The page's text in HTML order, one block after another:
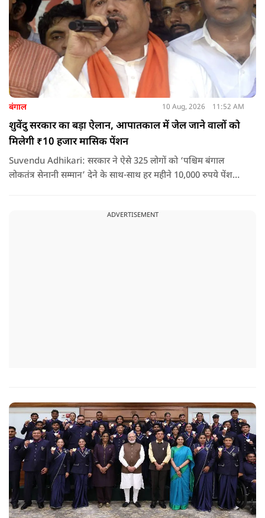
बंगाल 10 Aug, 2026 11:52 AM
शुवेंदु सरकार का बड़ा ऐलान, आपातकाल में जेल जाने वालों को
मिलेगी ₹10 हजार मासिक पेंशन
Suvendu Adhikari: सरकार ने ऐसे 325 लोगों को ‘पश्चिम बंगाल
लोकतंत्र सेनानी सम्मान’ देने के साथ-साथ हर महीने 10,000 रुपये पेंशन
ADVERTISEMENT